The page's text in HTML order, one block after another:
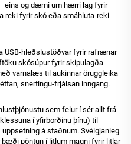
og dæmi um hærri lag fyrir
reki fyrir skó eða smáhluta-reki
USB-hleðslustöðvar fyrir rafrænar
skósúpur fyrir skipulagða
varnalæs til aukinnar öruggleika
snertingu-frjálsan inngang.
sem felur í sér allt frá
í yfirborðinu þínu) til
á staðnum. Svélgjanleg
pöntun í litlum magni fyrir litlar